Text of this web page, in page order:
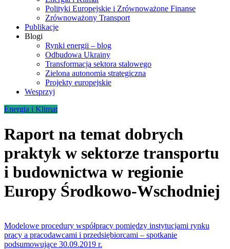
Polityki Europejskie i Zrównoważone Finanse
Zrównoważony Transport
Publikacje
Blogi
Rynki energii – blog
Odbudowa Ukrainy
Transformacja sektora stalowego
Zielona autonomia strategiczna
Projekty europejskie
Wesprzyj
Energia i Klimat
Raport na temat dobrych
praktyk w sektorze transportu
i budownictwa w regionie
Europy Środkowo-Wschodniej
Modelowe procedury współpracy pomiędzy instytucjami rynku
pracy a pracodawcami i przedsiębiorcami – spotkanie
podsumowujące 30.09.2019 r.